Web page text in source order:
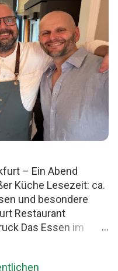
– Ein Abend
Küche Lesezeit: ca.
und besondere
Restaurant
Das Essen im